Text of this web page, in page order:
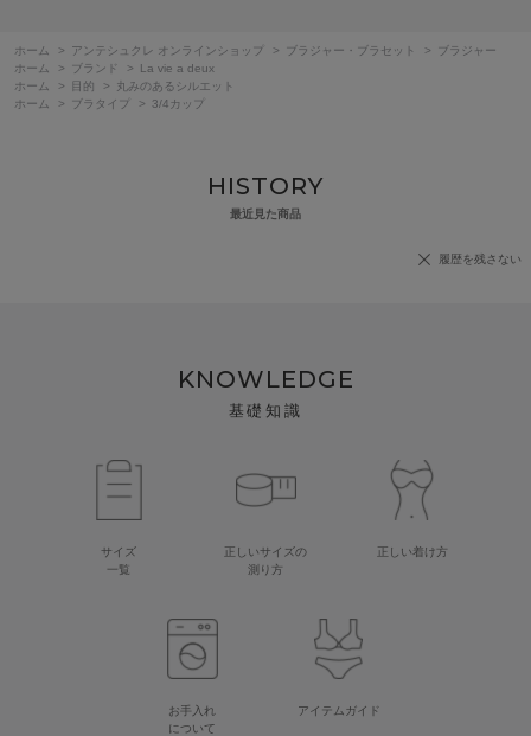
ホーム > アンテシュクレ オンラインショップ > ブラジャー・ブラセット >
ブラジャー
ホーム
> ブランド >
La vie a deux
ホーム
> 目的 >
丸みのあるシルエット
ホーム
> ブラタイプ > 3/4カップ
HISTORY
最近見た商品
履歴を残さない
KNOWLEDGE
基礎知識
サイズ
一覧
正しいサイズの
測り方
正しい着け方
お手入れ
について
アイテムガイド